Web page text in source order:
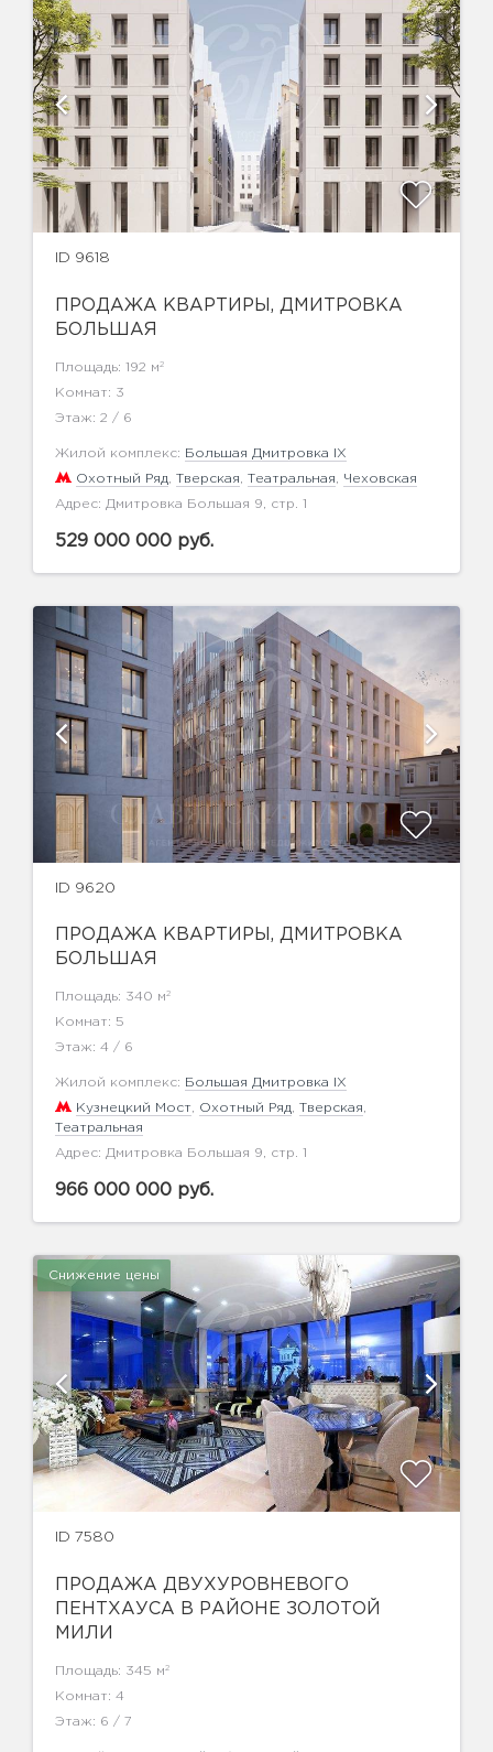
ID 9618
ПРОДАЖА КВАРТИРЫ, ДМИТРОВКА
БОЛЬШАЯ
Площадь: 192 м 2
Комнат: 3
Этаж: 2 / 6
Жилой комплекс: Большая Дмитровка IX
Охотный Ряд Тверская Театральная Чеховская
Адрес: Дмитровка Большая 9, стр. 1
529 000 000 руб.
ID 9620
ПРОДАЖА КВАРТИРЫ, ДМИТРОВКА
БОЛЬШАЯ
Площадь: 340 м2
Комнат: 5
Этаж: 4 / 6
Жилой комплекс: Большая Дмитровка IX
Кузнецкий Мост, Охотный Ряд, Тверская,
Театральная
Адрес: Дмитровка Большая 9, стр. 1
966 000 000 руб.
Снижение цены
ID 7580
ПРОДАЖА ДВУХУРОВНЕВОГО
ПЕНТХАУСА В РАЙОНЕ ЗОЛОТОЙ
МИЛИ
Площадь: 345 м 2
Комнат: 4
Этаж: 6 / 7